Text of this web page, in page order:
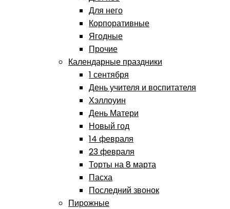
Для него
Корпоративные
Ягодные
Прочие
Календарные праздники
1 сентября
День учителя и воспитателя
Хэллоуин
День Матери
Новый год
14 февраля
23 февраля
Торты на 8 марта
Пасха
Последний звонок
Пирожные